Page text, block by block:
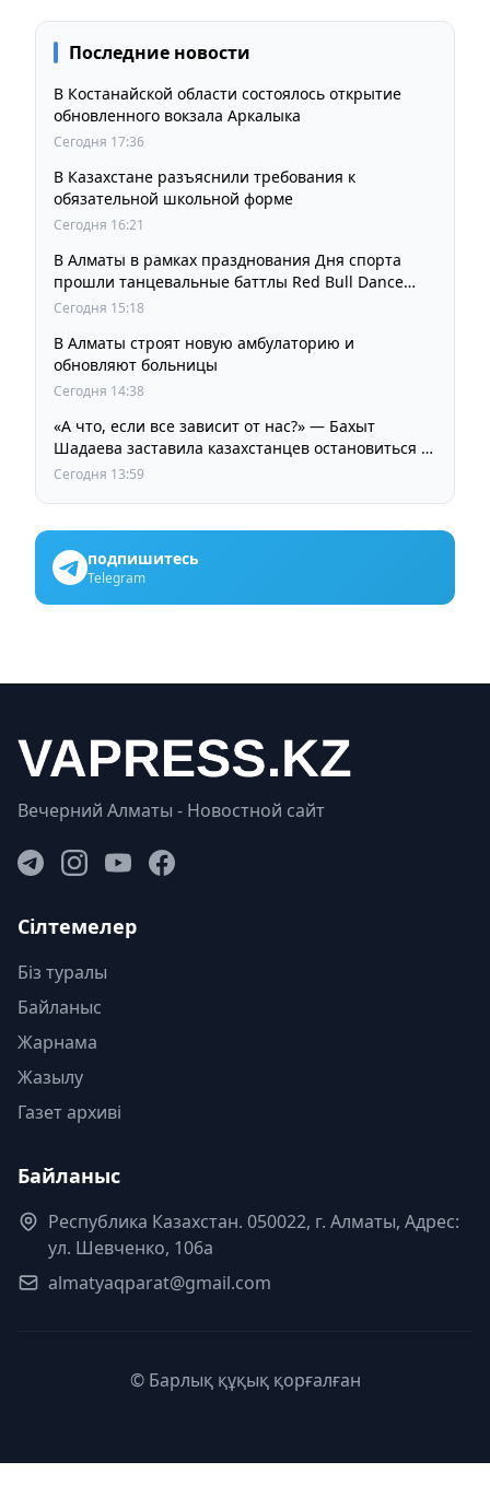
Последние новости
В Костанайской области состоялось открытие
обновленного вокзала Аркалыка
Сегодня 17:36
В Казахстане разъяснили требования к
обязательной школьной форме
Сегодня 16:21
В Алматы в рамках празднования Дня спорта
прошли танцевальные баттлы Red Bull Dance
Your Style
Сегодня 15:18
В Алматы строят новую амбулаторию и
обновляют больницы
Сегодня 14:38
«А что, если все зависит от нас?» — Бахыт
Шадаева заставила казахстанцев остановиться и
задуматься
Сегодня 13:59
подпишитесь
Telegram
Вечерний Алматы - Новостной сайт
Сілтемелер
Біз туралы
Байланыс
Жарнама
Жазылу
Газет архиві
Байланыс
Республика Казахстан. 050022, г. Алматы, Адрес:
ул. Шевченко, 106а
almatyaqparat@gmail.com
© Барлық құқық қорғалған